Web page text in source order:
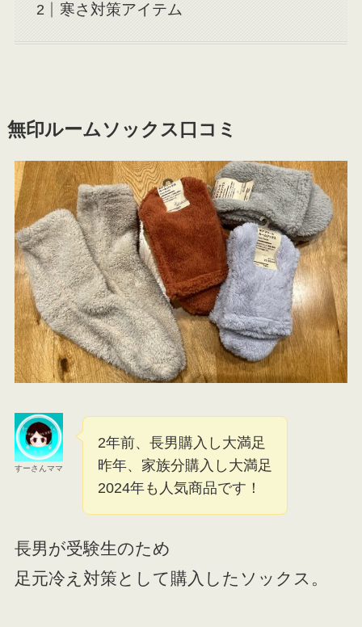
寒さ対策アイテム
無印ルームソックス口コミ
すーさんママ
2年前、長男購入し大満足
昨年、家族分購入し大満足
2024年も人気商品です！
長男が受験生のため
足元冷え対策として購入したソックス。